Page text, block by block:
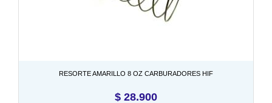
RESORTE AMARILLO 8 OZ CARBURADORES HIF
$ 28.900